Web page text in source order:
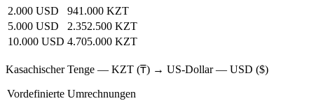
2.000 USD
941.000 KZT
5.000 USD
2.352.500 KZT
10.000 USD 4.705.000 KZT
Kasachischer Tenge — KZT (₸) → US‑Dollar — USD ($)
Vordefinierte Umrechnungen